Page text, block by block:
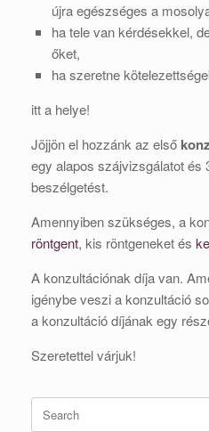
újra egészséges a
ha tele van kérdésekkel,
őket,
ha szeretne
itt a helye!
Jöjjön el hozzánk az első
egy alapos szájvizsgálatot és
beszélgetést.
Amennyiben szükséges, a
röntgent, kis röntgeneket és
A konzultációnak díja van.
igénybe veszi a konzultáció
a konzultáció díjának egy
Szeretettel várjuk!
for: